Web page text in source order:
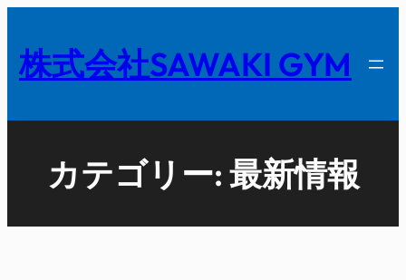
を
キ
株式会社SAWAKI GYM
カテゴリー: 最新情報